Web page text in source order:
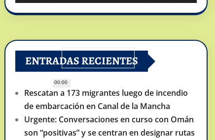
00:00
ENTRADAS RECIENTES
Rescatan a 173 migrantes luego de incendio
de embarcación en Canal de la Mancha
Urgente: Conversaciones en curso con Omán
son “positivas” y se centran en designar rutas